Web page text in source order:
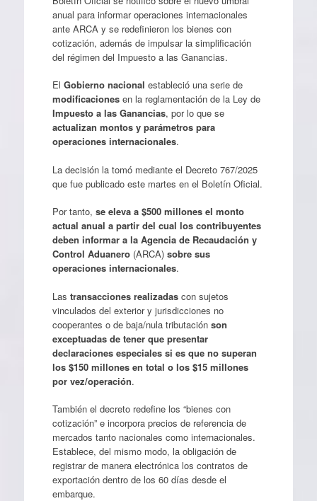
anual para informar operaciones internacionales
ante ARCA y se redefinieron los bienes con
cotización, además de impulsar la simplificación
del régimen del Impuesto a las Ganancias.
El Gobierno nacional estableció una serie de
modificacionesen la reglamentación de la Ley de
Impuesto a las Ganancias, por lo que se
actualizan montos y parámetros para
operaciones internacionales.
La decisión la tomó mediante el Decreto 767/2025
que fue publicado este martes en el Boletín Oficial.
Por tanto, se eleva a $500 millones el monto
actual anual a partir del cual los contribuyentes
deben informar a la Agencia de Recaudación y
Control Aduanero(ARCA) sobre sus
operaciones internacionales.
Las transacciones realizadascon sujetos
vinculados del exterior y jurisdicciones no
cooperantes o de baja/nula tributación son
exceptuadas de tener que presentar
declaraciones especiales si es que no superan
los $150 millones en total o los $15 millones
por vez/operación.
También el decreto redefine los “bienes con
cotización” e incorpora precios de referencia de
mercados tanto nacionales como internacionales.
Establece, del mismo modo, la obligación de
registrar de manera electrónica los contratos de
exportación dentro de los 60 días desde el
embarque.